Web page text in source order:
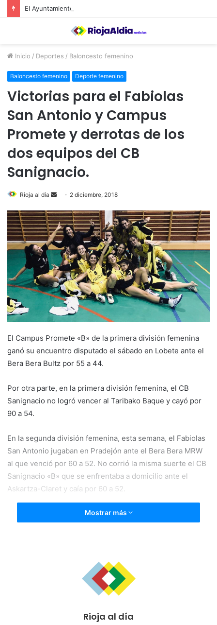
Inicio / Deportes / Baloncesto femenino
Baloncesto femenino Deporte femenino
Victorias para el Fabiolas
San Antonio y Campus
Promete y derrotas de los
dos equipos del CB
Sanignacio.
Rioja al día
n
d
a
n
e
m
a
i
2 diciembre, 2018
El Campus Promete «B» de la primera división femenina
ganó su encuentro disputado el sábado en Lobete ante el
Bera Bera Bultz por 55 a 44.
Por otra parte, en la primera división femenina, el CB
Sanignacio no logró vencer al Taribako Baque y cayó por
90 a 54.
En la segunda división femenina, esta semana, el Fabiolas
San Antonio jugaban en Pradejón ante el Bera Bera MRW
al que venció por 60 a 52. No corrió la misma suerte el CB
Sanignacio «B» que se enfrentaba a domicilio ante el
Askartza-Claret y caía por 60 a 52.
Mostrar más
Rioja al día